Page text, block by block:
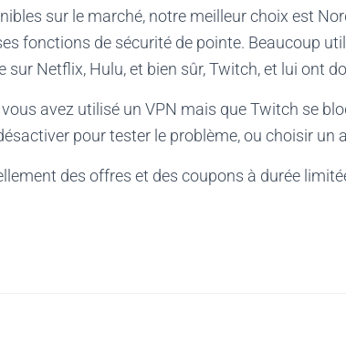
sur le marché, notre meilleur choix est
fonctions de sécurité de pointe. Beaucoup
Netflix, Hulu, et bien sûr, Twitch, et lui ont
avez utilisé un VPN mais que Twitch se
pour tester le problème, ou choisir un
des offres et des coupons à durée